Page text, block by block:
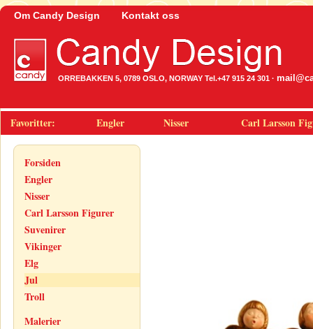
Om Candy Design Kontakt oss
ORREBAKKEN 5, 0789 OSLO, NORWAY Tel.+47 915 24 301 ·
Favoritter: Engler Nisser Carl Larsson
Forsiden
Engler
Nisser
Carl Larsson Figurer
Suvenirer
Vikinger
Elg
Jul
Troll
Malerier